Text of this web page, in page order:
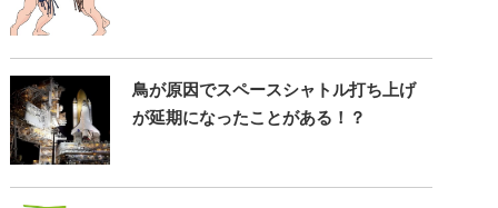
鳥が原因でスペースシャトル打ち上げ
が延期になったことがある！？